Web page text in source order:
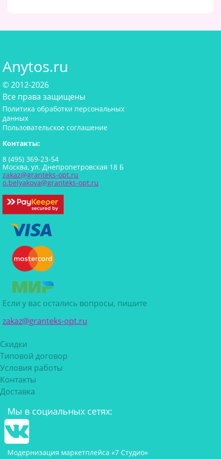
Anytos.ru
© 2012-2026
Все права защищены
Политика обработки персональных
данных
Пользовательское соглашение
Контакты:
8 (495) 369-23-54
Москва, ул. Днепропетровская 18 Б
zakaz@granteks-opt.ru
o.belyakova@granteks-opt.ru
Если у вас остались вопросы, пишите
zakaz@granteks-opt.ru
Скидки
Типовой договор
Условия работы
Контакты
Доставка
Мы в социальных сетях:
Модернизация маркетплейса «7 Студио»